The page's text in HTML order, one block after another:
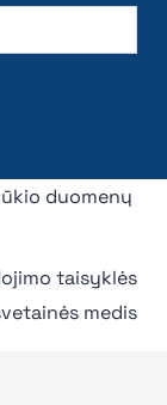
duomenų
taisyklės
medis